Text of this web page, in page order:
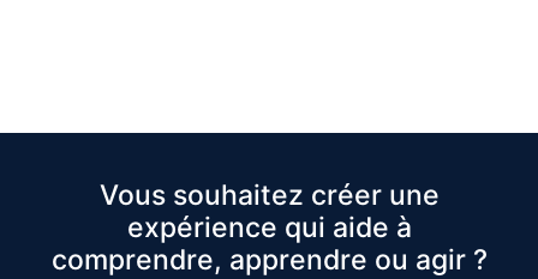
Vous souhaitez créer une
expérience qui aide à
comprendre, apprendre ou agir ?